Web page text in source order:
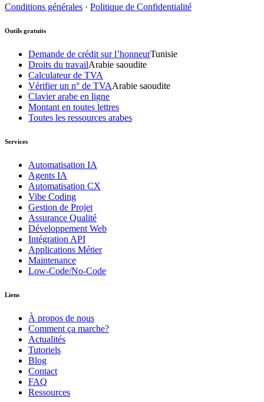
Conditions générales · Politique de Confidentialité
Outils gratuits
Demande de crédit sur l’honneurTunisie
Droits du travailArabie saoudite
Calculateur de TVA
Vérifier un n° de TVAArabie saoudite
Clavier arabe en ligne
Montant en toutes lettres
Toutes les ressources arabes
Services
Automatisation IA
Agents IA
Automatisation CX
Vibe Coding
Gestion de Projet
Assurance Qualité
Développement Web
Intégration API
Applications Métier
Maintenance
Low-Code/No-Code
Liens
À propos de nous
Comment ça marche?
Actualités
Tutoriels
Blog
Contact
FAQ
Ressources